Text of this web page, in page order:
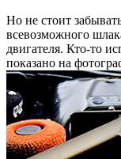
Но не стоит
всевозможного
двигателя. Кто-то
показано на